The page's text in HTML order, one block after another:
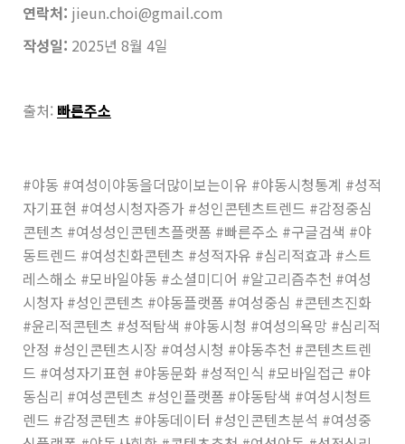
연락처: jieun.choi@gmail.com
작성일: 2025년 8월 4일
출처: 빠른주소
#야동 #여성이야동을더많이보는이유 #야동시청통계 #성적
자기표현 #여성시청자증가 #성인콘텐츠트렌드 #감정중심
콘텐츠 #여성성인콘텐츠플랫폼 #빠른주소 #구글검색 #야
동트렌드 #여성친화콘텐츠 #성적자유 #심리적효과 #스트
레스해소 #모바일야동 #소셜미디어 #알고리즘추천 #여성
시청자 #성인콘텐츠 #야동플랫폼 #여성중심 #콘텐츠진화
#윤리적콘텐츠 #성적탐색 #야동시청 #여성의욕망 #심리적
안정 #성인콘텐츠시장 #여성시청 #야동추천 #콘텐츠트렌
드 #여성자기표현 #야동문화 #성적인식 #모바일접근 #야
동심리 #여성콘텐츠 #성인플랫폼 #야동탐색 #여성시청트
렌드 #감정콘텐츠 #야동데이터 #성인콘텐츠분석 #여성중